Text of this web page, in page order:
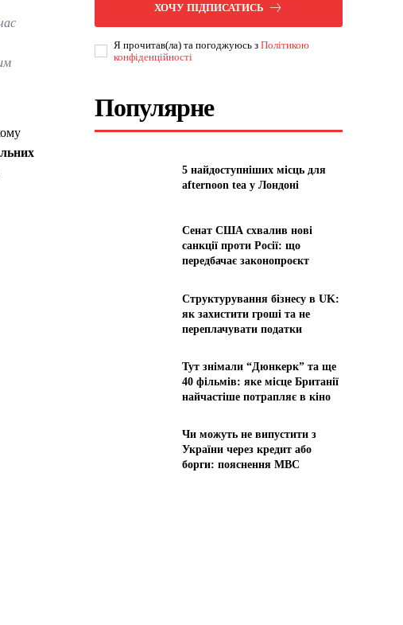
ХОЧУ ПІДПИСАТИСЬ
Я прочитав(ла) та погоджуюсь зПолітикою
конфіденційності
Популярне
5 найдоступніших місць для
afternoon tea у Лондоні
Сенат США схвалив нові
санкції проти Росії: що
передбачає законопроєкт
Структурування бізнесу в UK:
як захистити гроші та не
переплачувати податки
Тут знімали “Дюнкерк” та ще
40 фільмів: яке місце Британії
найчастіше потрапляє в кіно
Чи можуть не випустити з
України через кредит або
борги: пояснення МВС